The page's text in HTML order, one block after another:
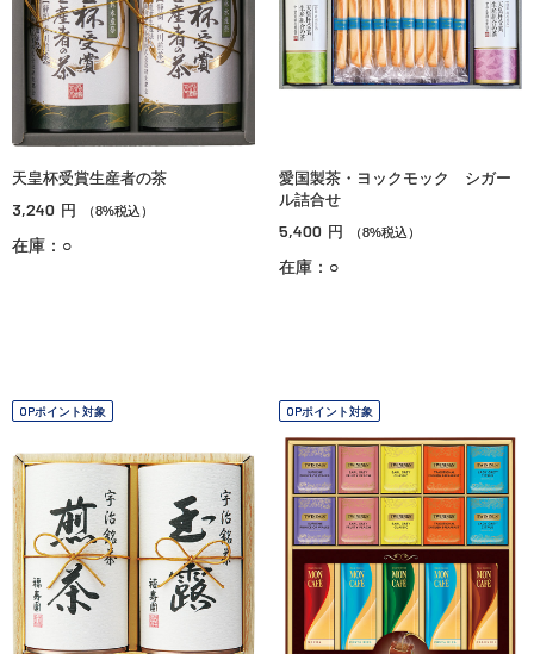
天皇杯受賞生産者の茶
3,240 円 （8%税込）
在庫：○
愛国製茶・ヨックモック シガー
ル詰合せ
5,400 円 （8%税込）
在庫：○
OPポイント対象 OPポイント対象